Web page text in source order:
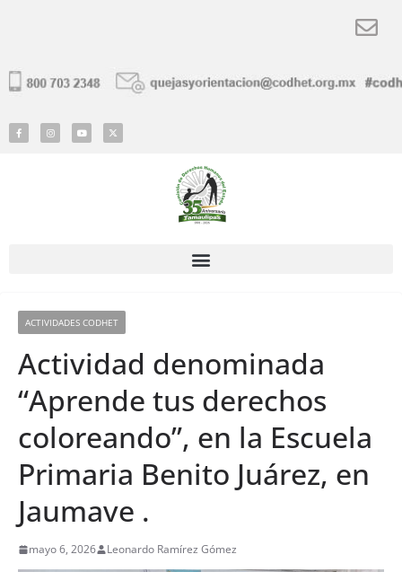
ACTIVIDADES CODHET
Actividad denominada
“Aprende tus derechos
coloreando”, en la Escuela
Primaria Benito Juárez, en
Jaumave .
mayo 6, 2026 Leonardo Ramírez Gómez